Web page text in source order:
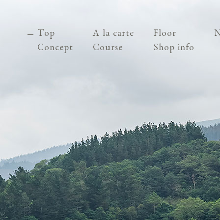
Top
Concept
A la carte
Course
Floor
Shop info